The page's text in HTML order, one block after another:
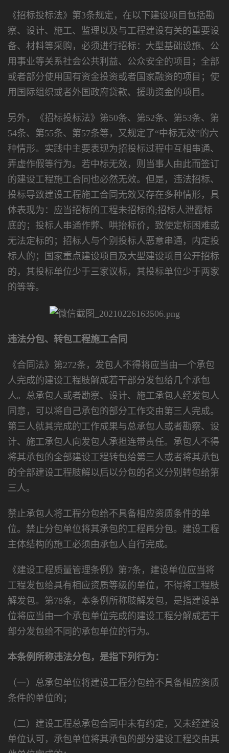
《招标投标法》第3条规定，在以下建设项目包括勘
察、设计、施工、监理以及与工程建设有关的重要设
备、材料等采购，必须进行招标：大型基础设施、公
用事业等关系社会公共利益、公众安全的项目；全部
或者部分使用国有资金投资或者国家融资的项目；使
用国际组织或者外国政府贷款、援助资金的项目。
另外，《招标投标法》第50条、第52条、第53条、第
54条、第55条、第57条等，又规定了“中标无效”的六
种情形。实践中主要表现为招投标过程中互相串通、
弄虚作假等行为。若中标无效，则当事人由此而签订
的建设工程施工合同也必然无效。但是，违法招标、
投标导致建设工程施工合同无效又存在多种情形，具
体表现为：应当招标的工程未招标的;招标人泄露标
底的；投标人串通作弊、哄抬标价，致使定标困难或
无法定标的；招标人与个别投标人恶意串通，内定投
标人的；国家重点建设项目及大型建设项目公开招标
的，其投标单位少于三家议标，其投标单位少于两家
的等等。
违法分包、转包工程施工合同
《合同法》第272条，发包人不得将应当由一个承包
人完成的建设工程肢解成若干部分发包给几个承包
人。总承包人或者勘察、设计、施工承包人经发包人
同意，可以将自己承包的部分工作交由第三人完成。
第三人就其完成的工作成果与总承包人或者勘察、设
计、施工承包人向发包人承担连带责任。承包人不得
将其承包的全部建设工程转包给第三人或者将其承包
的全部建设工程肢解以后以分包的名义分别转包给第
三人。
禁止承包人将工程分包给不具备相应资质条件的单
位。禁止分包单位将其承包的工程再分包。建设工程
主体结构的施工必须由承包人自行完成。
《建设工程质量管理条例》第7条，建设单位应当将
工程发包给具有相应资质等级的单位，不得将工程肢
解发包。第78条，本条例所称肢解发包，是指建设单
位将应当由一个承包单位完成的建设工程分解成若干
部分发包给不同的承包单位的行为。
本条例所称违法分包，是指下列行为：
（一）总承包单位将建设工程分包给不具备相应资质
条件的单位的；
（二）建设工程总承包合同中未有约定，又未经建设
单位认可，承包单位将其承包的部分建设工程交由其